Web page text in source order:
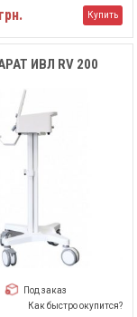
Купить
ИВЛ RV 200
Под заказ
Как быстро окупится?